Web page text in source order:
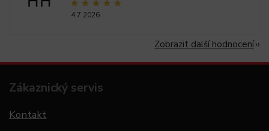
4.7.2026
Zobrazit další hodnocení
Zákaznický servis
Kontakt